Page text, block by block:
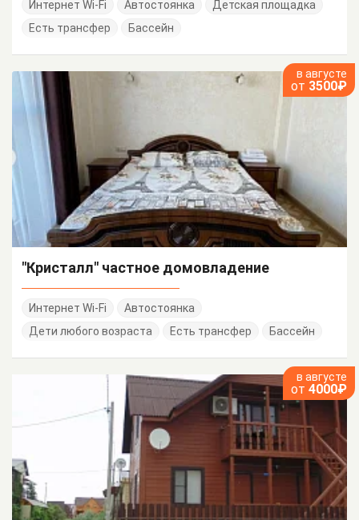
Интернет Wi-Fi Автостоянка
Детская площадка
Есть трансфер
Бассейн
в августе
от 3500₽
"Кристалл" частное домовладение
Интернет Wi-Fi
Автостоянка
Дети любого возраста
Есть трансфер Бассейн
в августе
от 4000₽